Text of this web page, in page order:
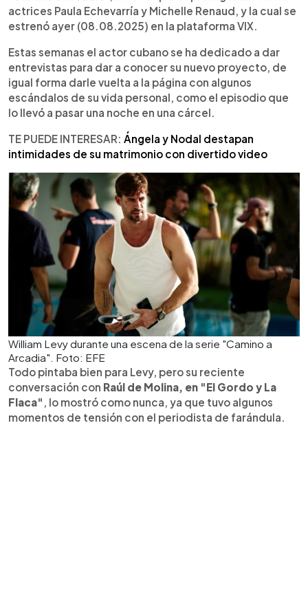
actrices Paula Echevarría y Michelle Renaud, y la cual se
estrenó ayer (08.08.2025) en la plataforma VIX.
Estas semanas el actor cubano se ha dedicado a dar
entrevistas para dar a conocer su nuevo proyecto, de
igual forma darle vuelta a la página con algunos
escándalos de su vida personal, como el episodio que
lo llevó a pasar una noche en una cárcel.
TE PUEDE INTERESAR: Ángela y Nodal destapan
intimidades de su matrimonio con divertido video
William Levy durante una escena de la serie "Camino a
Arcadia". Foto: EFE
Todo pintaba bien para Levy, pero su reciente
conversación con Raúl de Molina, en "El Gordo y La
Flaca" , lo mostró como nunca, ya que tuvo algunos
momentos de tensión con el periodista de farándula.